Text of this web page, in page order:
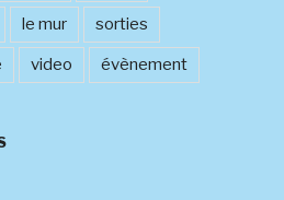
le mur sorties
video évènement